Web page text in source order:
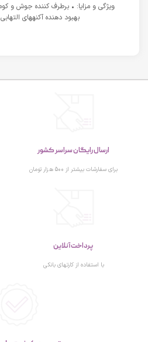
ویژگی و مزایا: • برطرف کننده جوش و
بهبود دهنده آکنههای
ارسال رایگان سراسر کشور
برای سفارشات بیشتر از 500 هزار تومان
پرداخت آنلاین
با استفاده از کارتهای بانکی